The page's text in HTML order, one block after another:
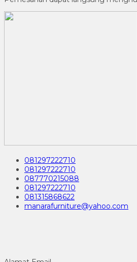
081297222710
081297222710
087770215088
081297222710
081315868622
manarafurniture@yahoo.com